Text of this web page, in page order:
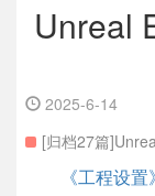
Unreal
2025-6-14
[归档27篇
《工程设